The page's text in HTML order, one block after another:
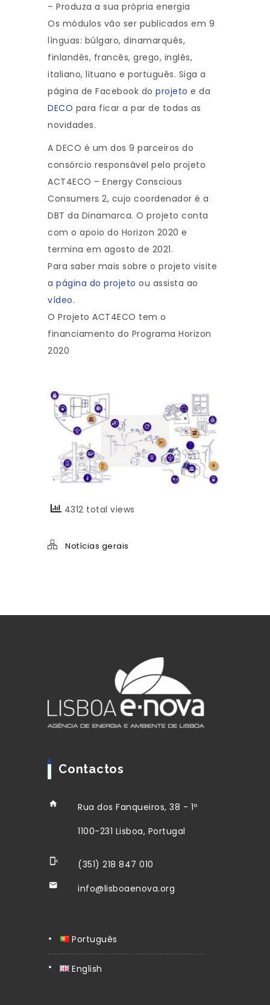
– Produza a sua própria energia
Os módulos vão ser publicados em 9
línguas: búlgaro, dinamarquês,
finlandês, francês, grego, inglês,
italiano, lituano e português. Siga a
página de Facebook do projeto e da
DECO para ficar a par de todas as
novidades.
A DECO é um dos 9 parceiros do
consórcio responsável pelo projeto
ACT4ECO – Energy Conscious
Consumers 2, cujo coordenador é a
DBT da Dinamarca. O projeto conta
com o apoio do Horizon 2020 e
termina em agosto de 2021.
Para saber mais sobre o projeto visite
a página do projeto ou assista ao
vídeo.
O Projeto ACT4ECO tem o
financiamento do Programa Horizon
2020
4312 total views
Notícias gerais
Contactos
Rua dos Fanqueiros, 38 - 1º
1100-231 Lisboa, Portugal
(351) 218 847 010
info@lisboaenova.org
Português
English